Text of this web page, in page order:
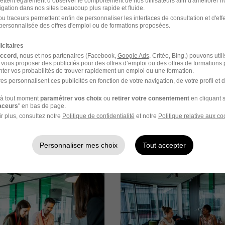
le futur N+1
d’un questionnaire de personnalité auprès de la
avec le futur N+2 (téléphone ou visio)
suivi de la période d’intégration
dans nos sites beaucoup plus rapide et fluide.
traceurs permettent enfin de personnaliser les interfaces de consultation et
des offres d'emploi ou de formations proposées.
, nous et nos partenaires (Facebook, Google Ads, Critéo, Bing,) pouvons
proposer des publicités pour des offres d’emploi ou des offres de formations
vos probabilités de trouver rapidement un emploi ou une formation.
personnalisent ces publicités en fonction de votre navigation, de votre profil et
tout moment paramétrer vos choix ou retirer votre consentementen cliquant
" en bas de page.
plus, consultez notre Politique de confidentialité et notre Politique relative aux
Personnaliser mes choix Tout accepter